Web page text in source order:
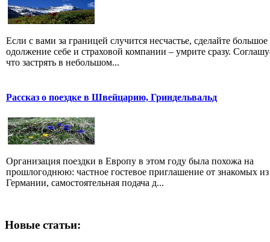
Если с вами за границей случится несчастье, сделайте большое
одолжение себе и страховой компании – умрите сразу.
что застрять в небольшом...
Рассказ о поездке в Швейцарию, Гриндельвальд
Организация поездки в Европу в этом году была похожа на
прошлогоднюю: частное гостевое приглашение от знакомых из
Германии, самостоятельная подача д...
Новые статьи: